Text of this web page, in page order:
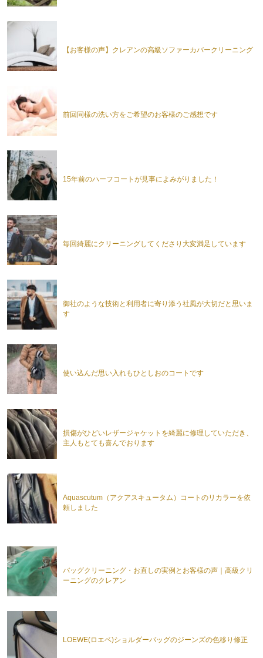
【お客様の声】クレアンの高級ソファーカバークリーニング
前回同様の洗い方をご希望のお客様のご感想です
15年前のハーフコートが見事によみがりました！
毎回綺麗にクリーニングしてくださり大変満足しています
御社のような技術と利用者に寄り添う社風が大切だと思いま
す
使い込んだ思い入れもひとしおのコートです
損傷がひどいレザージャケットを綺麗に修理していただき、
主人もとても喜んでおります
Aquascutum（アクアスキュータム）コートのリカラーを依
頼しました
バッグクリーニング・お直しの実例とお客様の声｜高級クリ
ーニングのクレアン
LOEWE(ロエベ)ショルダーバッグのジーンズの色移り修正